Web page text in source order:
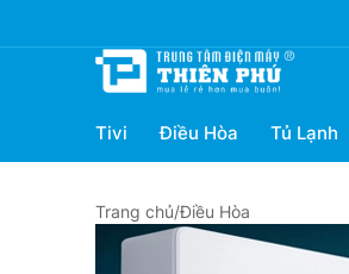
Tivi Điều Hòa Tủ Lạnh
Trang chủ/Điều Hòa